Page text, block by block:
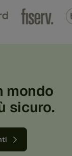
mondo
sicuro.